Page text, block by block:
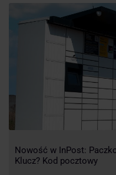
Nowość w InPost:
Klucz? Kod pocztowy